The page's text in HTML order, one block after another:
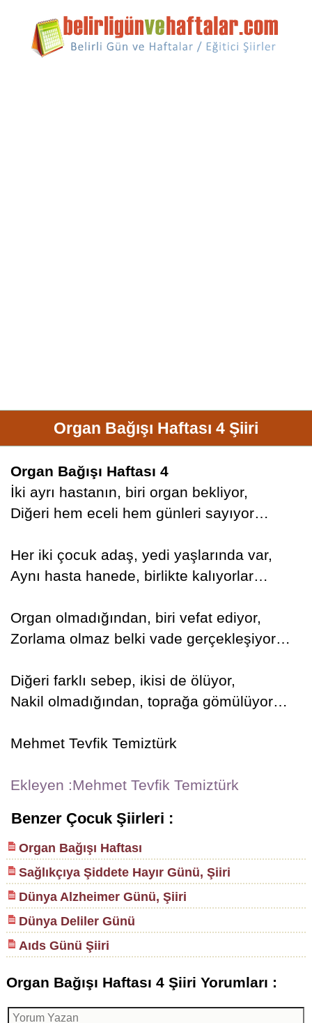
Organ Bağışı Haftası 4 Şiiri
Organ Bağışı Haftası 4
İki ayrı hastanın, biri organ bekliyor,
Diğeri hem eceli hem günleri sayıyor…
Her iki çocuk adaş, yedi yaşlarında var,
Aynı hasta hanede, birlikte kalıyorlar…
Organ olmadığından, biri vefat ediyor,
Zorlama olmaz belki vade gerçekleşiyor…
Diğeri farklı sebep, ikisi de ölüyor,
Nakil olmadığından, toprağa gömülüyor…
Mehmet Tevfik Temiztürk
Ekleyen :Mehmet Tevfik Temiztürk
Benzer Çocuk Şiirleri :
Organ Bağışı Haftası
Sağlıkçıya Şiddete Hayır Günü, Şiiri
Dünya Alzheimer Günü, Şiiri
Dünya Deliler Günü
Aıds Günü Şiiri
Organ Bağışı Haftası 4 Şiiri Yorumları :